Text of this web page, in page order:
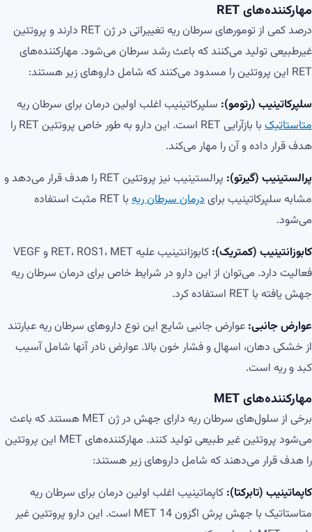
مهارکننده‌هایRET
درصد کمی از تومورهای سرطان ریه تغییراتی در ژن RET دارند و پروتئین
غیرطبیعی تولید می‌کنند که باعث رشد سرطان می‌شود. مهارکننده‌های
RET این پروتئین را مسدود می‌کنند که شامل داروهای زیر هستند:
سلپرکاتینیب (رتومو): سلپرکاتینیب اغلب اولین درمان برای سرطان ریه
متاستاتیک
با بازآرایی RET است. این دارو به طور خاص پروتئین RET را
هدف قرار داده و آن را مهار می‌کند.
پرالستینیب (گیرتو):
پرالستینیب نیز پروتئین RET را هدف قرار می‌دهد و
مشابه سلپرکاتینیب برایدرمان سرطان ریه
با RET مثبت استفاده
می‌شود.
کابوزانتینیب (کمتریک):
کابوزانتینیب علیه RET، ROS1، MET و VEGF
فعالیت دارد. می‌توان از این دارو در شرایط خاص برای درمان سرطان ریه
جهش یافته با RET استفاده کرد.
عوارض جانبی: عوارض جانبی شایع این نوع داروهای سرطان ریه عبارتند
از خشکی دهان، اسهال و فشار خون بالا. عوارض نادر آنها شامل آسیب
کبد و ریه است.
مهارکننده‌هایMET
برخی از سلول‌های سرطان ریه دارای جهش در ژن MET هستند که باعث
می‌شود پروتئین غیر طبیعی تولید کنند. مهارکننده‌های MET این پروتئین
را هدف قرار می‌دهند که شامل داروهای زیر هستند:
کاپماتینیب (تابرکتا): کاپماتینیب اغلب اولین درمان برای سرطان ریه
متاستاتیک با جهش پرش اگزون 14 MET است. این دارو پروتئین غیر